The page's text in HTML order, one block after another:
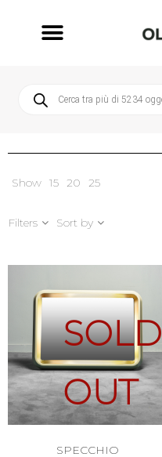
Show 15 20 25
Filters Sort by
SOLD
OUT
SPECCHIO